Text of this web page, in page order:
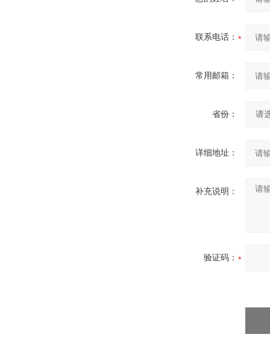
联系电话：
常用邮箱：
省份：
详细地址：
补充说明：
验证码：